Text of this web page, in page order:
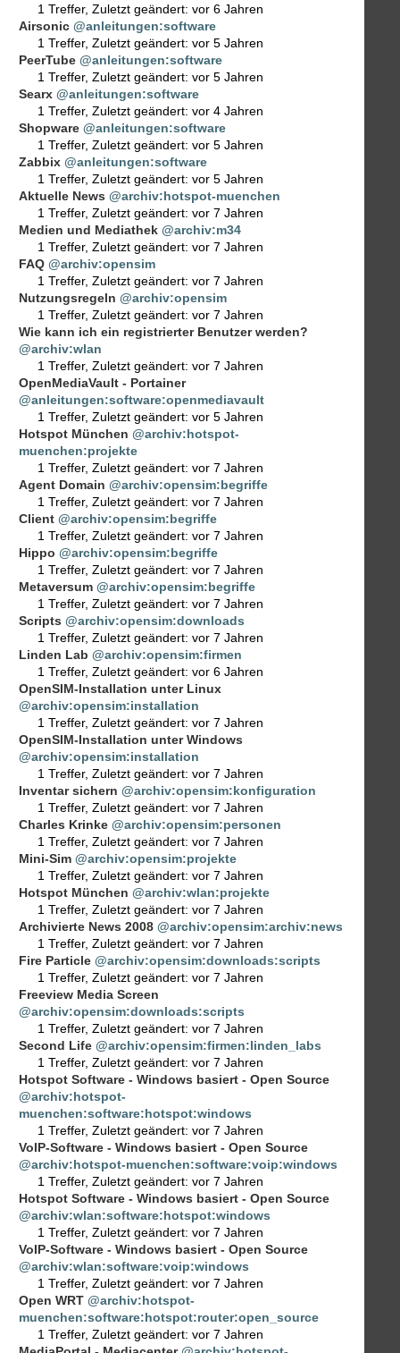
1 Treffer, Zuletzt geändert: vor 6 Jahren
Airsonic @anleitungen:software
1 Treffer, Zuletzt geändert: vor 5 Jahren
PeerTube @anleitungen:software
1 Treffer, Zuletzt geändert: vor 5 Jahren
Searx @anleitungen:software
1 Treffer, Zuletzt geändert: vor 4 Jahren
Shopware @anleitungen:software
1 Treffer, Zuletzt geändert: vor 5 Jahren
Zabbix @anleitungen:software
1 Treffer, Zuletzt geändert: vor 5 Jahren
Aktuelle News @archiv:hotspot-muenchen
1 Treffer, Zuletzt geändert: vor 7 Jahren
Medien und Mediathek @archiv:m34
1 Treffer, Zuletzt geändert: vor 7 Jahren
FAQ @archiv:opensim
1 Treffer, Zuletzt geändert: vor 7 Jahren
Nutzungsregeln @archiv:opensim
1 Treffer, Zuletzt geändert: vor 7 Jahren
Wie kann ich ein registrierter Benutzer werden?
@archiv:wlan
1 Treffer, Zuletzt geändert: vor 7 Jahren
OpenMediaVault - Portainer
@anleitungen:software:openmediavault
1 Treffer, Zuletzt geändert: vor 5 Jahren
Hotspot München @archiv:hotspot-
muenchen:projekte
1 Treffer, Zuletzt geändert: vor 7 Jahren
Agent Domain @archiv:opensim:begriffe
1 Treffer, Zuletzt geändert: vor 7 Jahren
Client @archiv:opensim:begriffe
1 Treffer, Zuletzt geändert: vor 7 Jahren
Hippo @archiv:opensim:begriffe
1 Treffer, Zuletzt geändert: vor 7 Jahren
Metaversum @archiv:opensim:begriffe
1 Treffer, Zuletzt geändert: vor 7 Jahren
Scripts @archiv:opensim:downloads
1 Treffer, Zuletzt geändert: vor 7 Jahren
Linden Lab @archiv:opensim:firmen
1 Treffer, Zuletzt geändert: vor 6 Jahren
OpenSIM-Installation unter Linux
@archiv:opensim:installation
1 Treffer, Zuletzt geändert: vor 7 Jahren
OpenSIM-Installation unter Windows
@archiv:opensim:installation
1 Treffer, Zuletzt geändert: vor 7 Jahren
Inventar sichern @archiv:opensim:konfiguration
1 Treffer, Zuletzt geändert: vor 7 Jahren
Charles Krinke @archiv:opensim:personen
1 Treffer, Zuletzt geändert: vor 7 Jahren
Mini-Sim @archiv:opensim:projekte
1 Treffer, Zuletzt geändert: vor 7 Jahren
Hotspot München @archiv:wlan:projekte
1 Treffer, Zuletzt geändert: vor 7 Jahren
Archivierte News 2008 @archiv:opensim:archiv:news
1 Treffer, Zuletzt geändert: vor 7 Jahren
Fire Particle @archiv:opensim:downloads:scripts
1 Treffer, Zuletzt geändert: vor 7 Jahren
Freeview Media Screen
@archiv:opensim:downloads:scripts
1 Treffer, Zuletzt geändert: vor 7 Jahren
Second Life @archiv:opensim:firmen:linden_labs
1 Treffer, Zuletzt geändert: vor 7 Jahren
Hotspot Software - Windows basiert - Open Source
@archiv:hotspot-
muenchen:software:hotspot:windows
1 Treffer, Zuletzt geändert: vor 7 Jahren
VoIP-Software - Windows basiert - Open Source
@archiv:hotspot-muenchen:software:voip:windows
1 Treffer, Zuletzt geändert: vor 7 Jahren
Hotspot Software - Windows basiert - Open Source
@archiv:wlan:software:hotspot:windows
1 Treffer, Zuletzt geändert: vor 7 Jahren
VoIP-Software - Windows basiert - Open Source
@archiv:wlan:software:voip:windows
1 Treffer, Zuletzt geändert: vor 7 Jahren
Open WRT @archiv:hotspot-
muenchen:software:hotspot:router:open_source
1 Treffer, Zuletzt geändert: vor 7 Jahren